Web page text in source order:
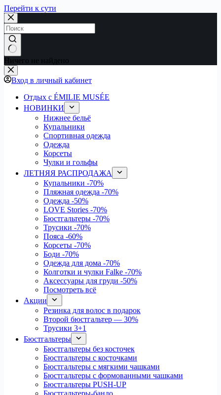
Перейти к сути
Ничего не найдено
Вход в личный кабинет
Отдых с ÉMILIE MUSÉE
НОВИНКИ
Нижнее бельё
Купальники
Спортивная одежда
Одежда
Корсеты
Чулки и гольфы
ЛЕТНЯЯ РАСПРОДАЖА
Купальники -70%
Пляжная одежда -70%
Одежда -50%
LOVE Stories -70%
Бюстгальтеры -70%
Трусики -70%
Пояса -60%
Корсеты -70%
Боди -70%
Одежда для дома -70%
Колготки и чулки Falke -70%
Аксессуары для груди -50%
Посмотреть всё
Акции
Резинка для волос в подарок
Второй бюстгальтер — 30%
Трусики 3+1
Бюстгальтеры
Бюстгальтеры без косточек
Бюстгальтеры с косточками
Бюстгальтеры с мягкими чашками
Бюстгальтеры с формованными чашками
Бюстгальтеры PUSH-UP
Бюстгальтеры-бандо